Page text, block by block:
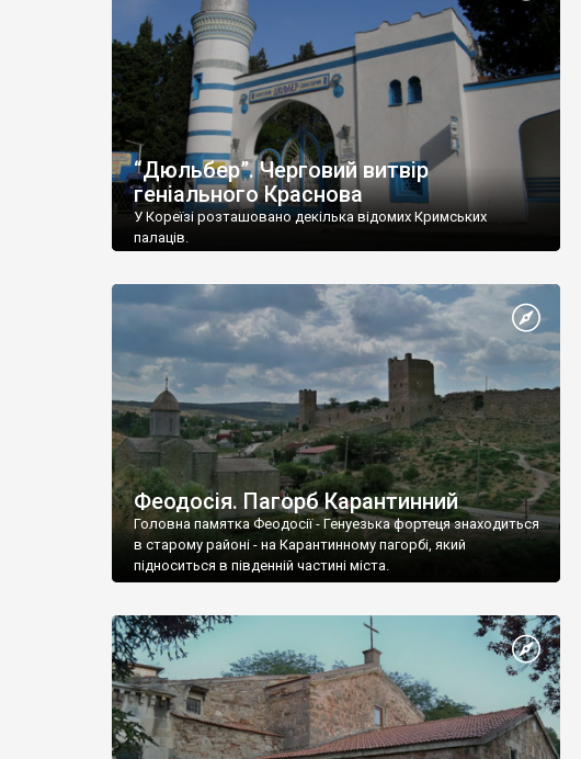
“Дюльбер”. Черговий витвір
геніального Краснова
У Кореїзі розташовано декілька відомих Кримських
палаців.
Феодосія. Пагорб Карантинний
Головна памятка Феодосії - Генуезька фортеця знаходиться
в старому районі - на Карантинному пагорбі, який
підноситься в південній частині міста.